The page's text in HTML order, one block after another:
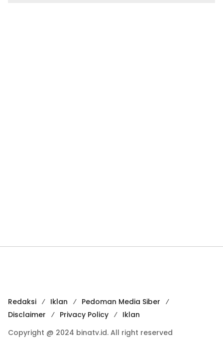
Redaksi Iklan
Pedoman Media Siber
Disclaimer
Privacy Policy
Iklan
Copyright @ 2024 binatv.id. All right reserved